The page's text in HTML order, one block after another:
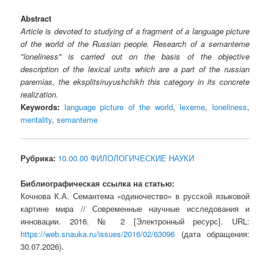
Abstract
Article is devoted to studying of a fragment of a language picture
of the world of the Russian people. Research of a semanteme
"loneliness" is carried out on the basis of the objective
description of the lexical units which are a part of the russian
paremias, the eksplitsiruyushchikh this category in its concrete
realization.
Keywords: language picture of the world,lexeme, loneliness,
mentality,semanteme
Рубрика: 10.00.00 ФИЛОЛОГИЧЕСКИЕ НАУКИ
Библиографическая ссылка на статью:
Кочнова К.А. Семантема «одиночество» в русской языковой
картине мира // Современные научные исследования и
инновации. 2016. № 2 [Электронный ресурс]. URL:
https://web.snauka.ru/issues/2016/02/63096 (дата обращения:
30.07.2026).